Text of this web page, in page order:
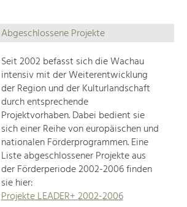
Overview
of
topics
Development
within
our
region
is
extremely
diverse.
Which
Abgeschlossene Projekte
Seit 2002 befasst sich die Wachau
intensiv mit der Weiterentwicklung
der Region und der Kulturlandschaft
durch entsprechende
Projektvorhaben. Dabei bedient sie
sich einer Reihe von europäischen und
nationalen Förderprogrammen. Eine
Liste abgeschlossener Projekte aus
der Förderperiode 2002-2006 finden
sie hier:
Projekte LEADER+ 2002-2006